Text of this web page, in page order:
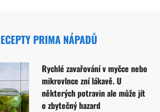
PRIMA NÁPADŮ
Rychlé zavařování v myčce nebo
mikrovlnce zní lákavě. U
některých potravin ale může jít
o zbytečný hazard